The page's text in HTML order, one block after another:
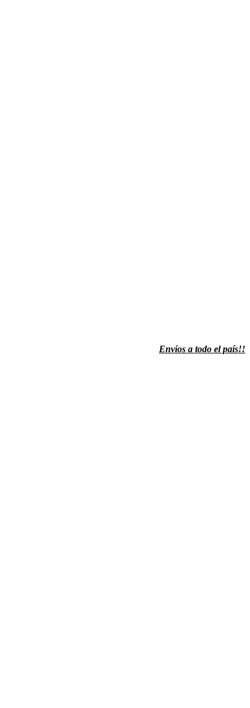
Envíos a todo el país!!